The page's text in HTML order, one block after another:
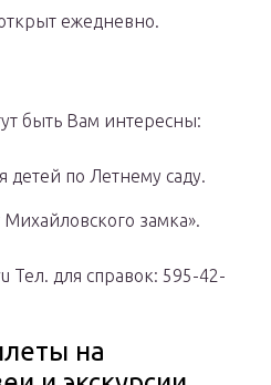
ежедневно.
быть Вам интересны:
детей по Летнему саду.
замка».
Тел. для справок: 595-42-
на